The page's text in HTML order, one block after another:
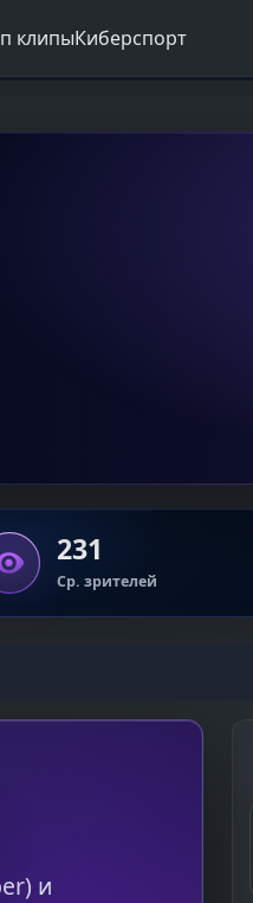
клипыКиберспорт
231
Ср. зрителей
и